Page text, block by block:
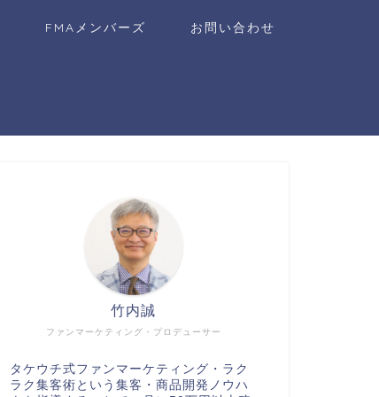
FMAメンバーズ お問い合わせ
ファンマーケティング・プロデューサー
竹内誠
タケウチ式ファンマーケティング・ラク
ラク集客術という集客・商品開発ノウハ